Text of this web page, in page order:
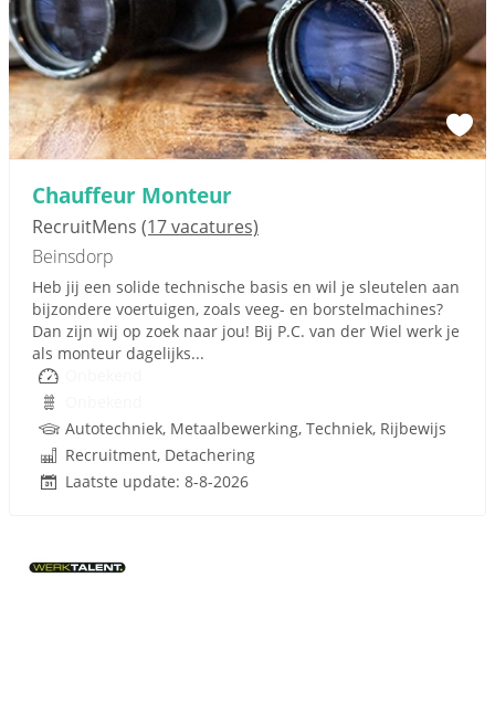
Chauffeur Monteur
RecruitMens (17 vacatures)
Beinsdorp
Heb jij een solide technische basis en wil je sleutelen aan
bijzondere voertuigen, zoals veeg- en borstelmachines?
Dan zijn wij op zoek naar jou! Bij P.C. van der Wiel werk je
als monteur dagelijks...
Autotechniek, Metaalbewerking, Techniek, Rijbewijs
Recruitment, Detachering
Laatste update: 8-8-2026